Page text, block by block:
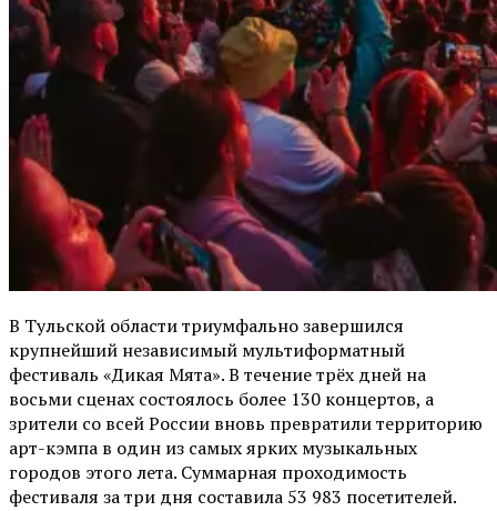
В Тульской области триумфально завершился
крупнейший независимый мультиформатный
фестиваль «Дикая Мята». В течение трёх дней на
восьми сценах состоялось более 130 концертов, а
зрители со всей России вновь превратили территорию
арт-кэмпа в один из самых ярких музыкальных
городов этого лета. Суммарная проходимость
фестиваля за три дня составила 53 983 посетителей.